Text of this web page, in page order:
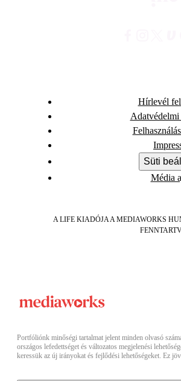
Hírlevél
Adatvédelmi
Süti
Média
A LIFE KIADÓJA A MEDIAWORKS
Portfóliónk minőségi tartalmat jelent minden olvasó
országos lefedettséget és változatos megjelenési
keressük az új irányokat és fejlődési lehetőségeket. Ez